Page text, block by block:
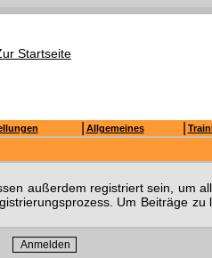
Allgemeines
außerdem registriert sein, um
Um Beiträge zu